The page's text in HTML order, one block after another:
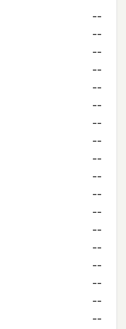
--
--
--
--
--
--
--
--
--
--
--
--
--
--
--
--
--
--